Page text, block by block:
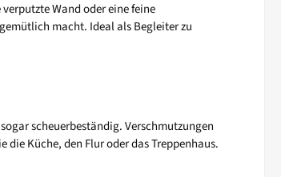
Wand oder eine feine
macht. Ideal als Begleiter zu
scheuerbeständig. Verschmutzungen
Küche, den Flur oder das Treppenhaus.